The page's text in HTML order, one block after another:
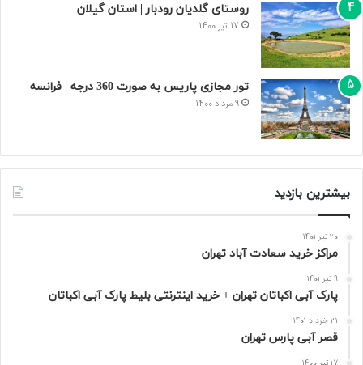
روستای گلدیان رودبار | استان گیلان
17 تیر 1400
تور مجازی پاریس به صورت 360 درجه | فرانسه
9 مرداد 1400
بیشترین بازدید
20 تیر 1401
مراکز خرید سعادت‌ آباد تهران
9 تیر 1401
پارک آبی اکباتان تهران + خرید اینترنتی بلیط پارک آبی اکباتان
31 خرداد 1401
قصر آبی پارس تهران